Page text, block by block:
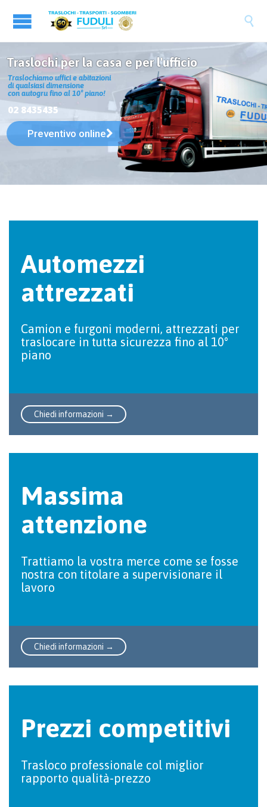

Traslochi per la casa e per l'ufficio
Traslochiamo uffici e abitazioni
di qualsiasi dimensione
con autogru fino al 10° piano!
Preventivo online
02 8435435
Automezzi
attrezzati
Camion e furgoni moderni, attrezzati per
traslocare in tutta sicurezza fino al 10°
piano
Chiedi informazioni →
Massima
attenzione
Trattiamo la vostra merce come se fosse
nostra con titolare a supervisionare il
lavoro
Chiedi informazioni →
Prezzi competitivi
Trasloco professionale col miglior
rapporto qualità-prezzo